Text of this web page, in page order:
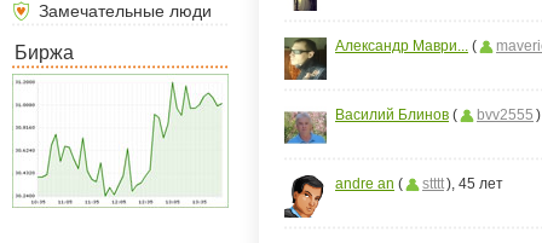
Замечательные люди
Биржа Александр Маври... (
Василий Блинов ( bvv2555
andre an ( stttt), 45 лет